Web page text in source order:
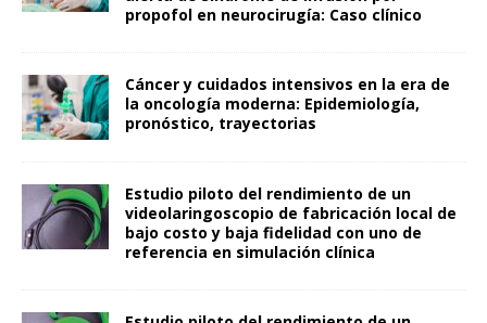
propofol en neurocirugía: Caso clínico
Cáncer y cuidados intensivos en la era de
la oncología moderna: Epidemiología,
pronóstico, trayectorias
Estudio piloto del rendimiento de un
videolaringoscopio de fabricación local de
bajo costo y baja fidelidad con uno de
referencia en simulación clínica